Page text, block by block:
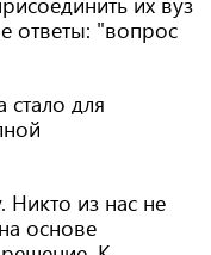
ответы: "вопрос
для
Никто из нас не
основе